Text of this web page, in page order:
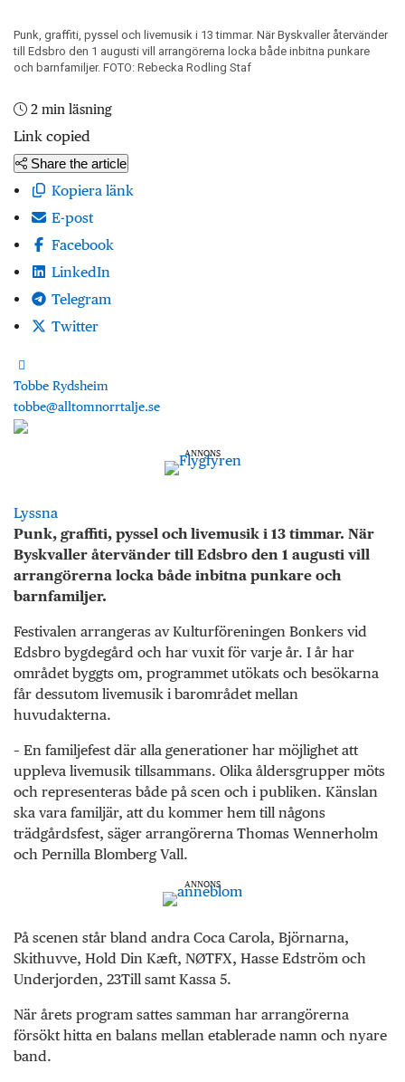
Punk, graffiti, pyssel och livemusik i 13 timmar. När Byskvaller återvänder
till Edsbro den 1 augusti vill arrangörerna locka både inbitna punkare
och barnfamiljer. FOTO: Rebecka Rodling Staf
2 min läsning
Link copied
Share the article
Kopiera länk
E-post
Facebook
LinkedIn
Telegram
Twitter
Tobbe Rydsheim
tobbe@alltomnorrtalje.se
ANNONS
Lyssna
Punk, graffiti, pyssel och livemusik i 13 timmar. När
Byskvaller återvänder till Edsbro den 1 augusti vill
arrangörerna locka både inbitna punkare och
barnfamiljer.
Festivalen arrangeras av Kulturföreningen Bonkers vid
Edsbro bygdegård och har vuxit för varje år. I år har
området byggts om, programmet utökats och besökarna
får dessutom livemusik i barområdet mellan
huvudakterna.
– En familjefest där alla generationer har möjlighet att
uppleva livemusik tillsammans. Olika åldersgrupper möts
och representeras både på scen och i publiken. Känslan
ska vara familjär, att du kommer hem till någons
trädgårdsfest, säger arrangörerna Thomas Wennerholm
och Pernilla Blomberg Vall.
ANNONS
På scenen står bland andra Coca Carola, Björnarna,
Skithuvve, Hold Din Kæft, NØTFX, Hasse Edström och
Underjorden, 23Till samt Kassa 5.
När årets program sattes samman har arrangörerna
försökt hitta en balans mellan etablerade namn och nyare
band.